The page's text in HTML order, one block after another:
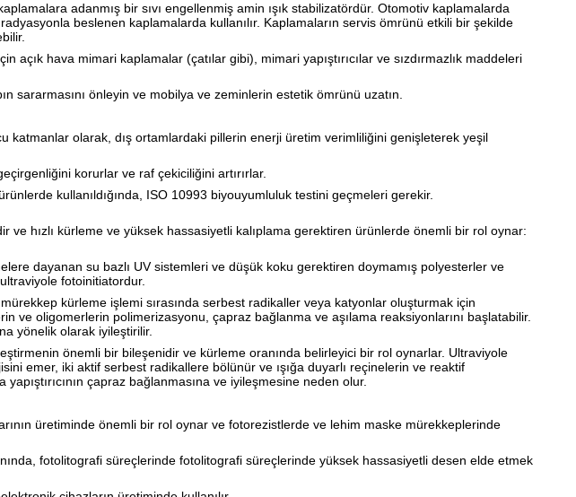
adanmış bir sıvı engellenmiş amin ışık stabilizatördür. Otomotiv kaplamalarda
beslenen kaplamalarda kullanılır. Kaplamaların servis ömrünü etkili bir şekilde
açık hava mimari kaplamalar (çatılar gibi), mimari yapıştırıcılar ve sızdırmazlık maddeleri
sararmasını önleyin ve mobilya ve zeminlerin estetik ömrünü uzatın.
katmanlar olarak, dış ortamlardaki pillerin enerji üretim verimliliğini genişleterek yeşil
korurlar ve raf çekiciliğini artırırlar.
kullanıldığında, ISO 10993 biyouyumluluk testini geçmeleri gerekir.
hızlı kürleme ve yüksek hassasiyetli kalıplama gerektiren ürünlerde önemli bir rol oynar:
dayanan su bazlı UV sistemleri ve düşük koku gerektiren doymamış polyesterler ve
fotoinitiatordur.
kürleme işlemi sırasında serbest radikaller veya katyonlar oluşturmak için
ve oligomerlerin polimerizasyonu, çapraz bağlanma ve aşılama reaksiyonlarını başlatabilir.
yönelik olarak iyileştirilir.
önemli bir bileşenidir ve kürleme oranında belirleyici bir rol oynarlar. Ultraviyole
emer, iki aktif serbest radikallere bölünür ve ışığa duyarlı reçinelerin ve reaktif
çapraz bağlanmasına ve iyileşmesine neden olur.
üretiminde önemli bir rol oynar ve fotorezistlerde ve lehim maske mürekkeplerinde
fotolitografi süreçlerinde fotolitografi süreçlerinde yüksek hassasiyetli desen elde etmek